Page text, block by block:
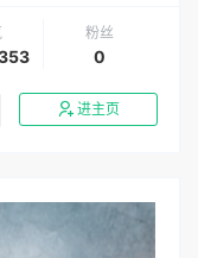
粉丝
0
进主页